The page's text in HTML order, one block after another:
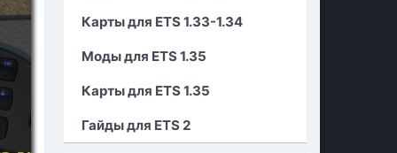
Карты для ETS 1.33-1.34
Моды для ETS 1.35
Карты для ETS 1.35
Гайды для ETS 2